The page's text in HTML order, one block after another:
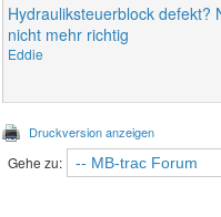
Hydrauliksteuerblock defekt?
nicht mehr richtig
Eddie
Druckversion anzeigen
Gehe zu: